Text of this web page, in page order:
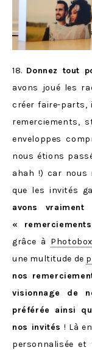
18. Donnez tout
avons joué les
créer faire-parts,
remerciements,
enveloppes
nous étions
ahah !) car nous
que les invités
avons
«
grâce à Photobox
une multitude de
nos
visionnage de
préférée ainsi
nos invités ! Là
personnalisée